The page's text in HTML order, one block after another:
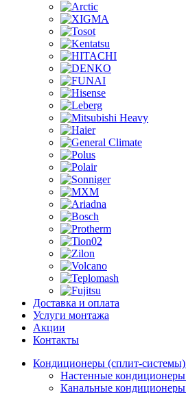
Доставка и оплата
Услуги монтажа
Акции
Контакты
Кондиционеры (сплит-системы)
Настенные кондиционеры
Канальные кондиционеры